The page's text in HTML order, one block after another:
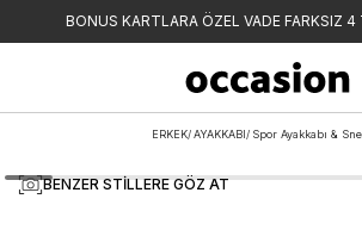
BONUS KARTLARA ÖZEL VADE FARKSIZ
ERKEK/ AYAKKABI/ Spor Ayakkabı &
BENZER STILLERE GÖZ AT